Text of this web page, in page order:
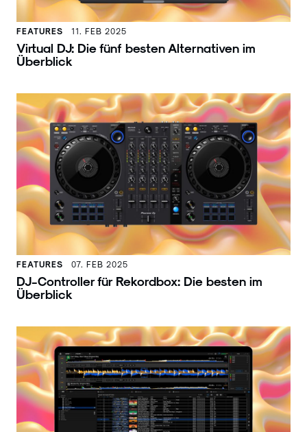
FEATURES 11. FEB 2025
Virtual DJ: Die fünf besten Alternativen im
Überblick
FEATURES 07. FEB 2025
DJ-Controller für Rekordbox: Die besten im
Überblick